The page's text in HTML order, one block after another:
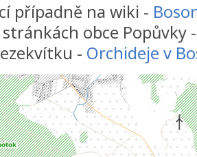
případně na wiki -
obce Popůvky
- Orchideje v